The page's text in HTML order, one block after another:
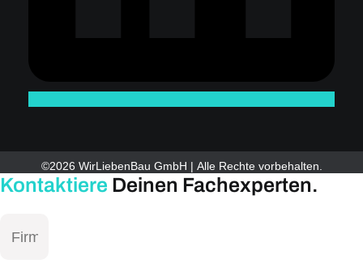
©2026 WirLiebenBau GmbH | Alle Rechte vorbehalten.
Kontaktiere Deinen Fachexperten.